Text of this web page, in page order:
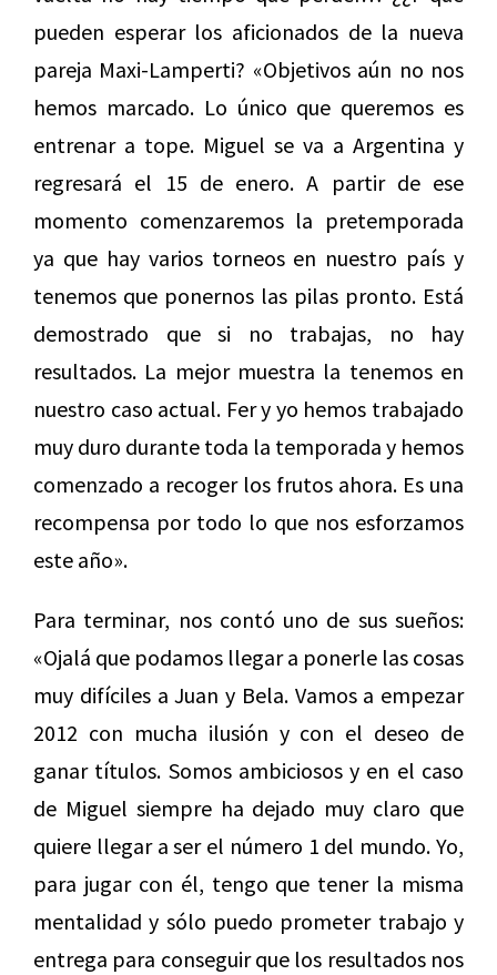
pueden esperar los aficionados de la nueva
pareja Maxi-Lamperti? «Objetivos aún no nos
hemos marcado. Lo único que queremos es
entrenar a tope. Miguel se va a Argentina y
regresará el 15 de enero. A partir de ese
momento comenzaremos la pretemporada
ya que hay varios torneos en nuestro país y
tenemos que ponernos las pilas pronto. Está
demostrado que si no trabajas, no hay
resultados. La mejor muestra la tenemos en
nuestro caso actual. Fer y yo hemos trabajado
muy duro durante toda la temporada y hemos
comenzado a recoger los frutos ahora. Es una
recompensa por todo lo que nos esforzamos
este año».
Para terminar, nos contó uno de sus sueños:
«Ojalá que podamos llegar a ponerle las cosas
muy difíciles a Juan y Bela. Vamos a empezar
2012 con mucha ilusión y con el deseo de
ganar títulos. Somos ambiciosos y en el caso
de Miguel siempre ha dejado muy claro que
quiere llegar a ser el número 1 del mundo. Yo,
para jugar con él, tengo que tener la misma
mentalidad y sólo puedo prometer trabajo y
entrega para conseguir que los resultados nos